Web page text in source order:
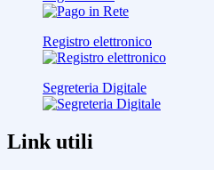
Registro elettronico
Segreteria Digitale
Link utili